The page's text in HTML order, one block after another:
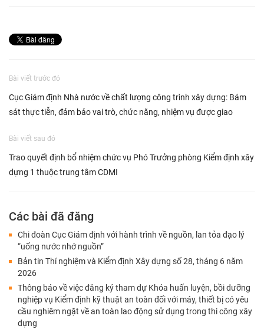
Bài viết trước đó
Cục Giám định Nhà nước về chất lượng công trình xây dựng: Bám
sát thực tiễn, đảm bảo vai trò, chức năng, nhiệm vụ được giao
Bài viết sau đó
Trao quyết định bổ nhiệm chức vụ Phó Trưởng phòng Kiểm định xây
dựng 1 thuộc trung tâm CDMI
Các bài đã đăng
Chi đoàn Cục Giám định với hành trình về nguồn, lan tỏa đạo lý
“uống nước nhớ nguồn”
Bản tin Thí nghiệm và Kiểm định Xây dựng số 28, tháng 6 năm
2026
Thông báo về việc đăng ký tham dự Khóa huấn luyện, bồi dưỡng
nghiệp vụ Kiểm định kỹ thuật an toàn đối với máy, thiết bị có yêu
cầu nghiêm ngặt về an toàn lao động sử dụng trong thi công xây
dựng